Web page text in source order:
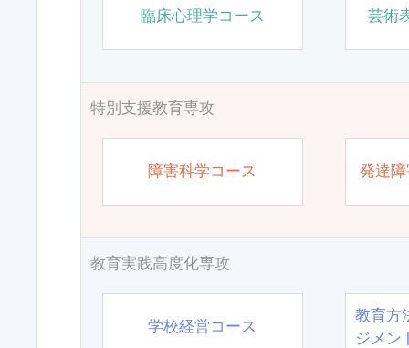
臨床心理学コース 芸術
特別支援教育専攻
障害科学コース 発達
教育実践高度化専攻
学校経営コース
教育方
ジメン